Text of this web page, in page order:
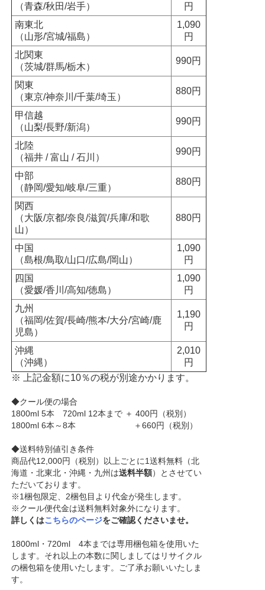
（青森/秋田/岩手）
円
南東北
（山形/宮城/福島）
1,090
円
北関東
（茨城/群馬/栃木）
990円
関東
（東京/神奈川/千葉/埼玉）
880円
甲信越
（山梨/長野/新潟）
990円
北陸
（福井 / 富山 / 石川）
990円
中部
（静岡/愛知/岐阜/三重）
880円
関西
（大阪/京都/奈良/滋賀/兵庫/和歌
山）
880円
中国
（島根/鳥取/山口/広島/岡山）
1,090
円
四国
（愛媛/香川/高知/徳島）
1,090
円
九州
（福岡/佐賀/長崎/熊本/大分/宮崎/鹿
児島）
1,190
円
沖縄
（沖縄）
2,010
円
※ 上記金額に10％の税が別途かかります。
◆クール便の場合
1800ml 5本 720ml 12本まで ＋ 400円（税別）
1800ml 6本～8本 ＋660円（税別）
◆送料特別値引き条件
商品代12,000円（税別）以上ごとに1送料無料（北
海道・北東北・沖縄・九州は送料半額）とさせてい
ただいております。
※1梱包限定、2梱包目より代金が発生します。
※クール便代金は送料無料対象外になります。
詳しくはこちらのページをご確認くださいませ。
1800ml・720ml 4本までは専用梱包箱を使用いた
します。それ以上の本数に関しましてはリサイクル
の梱包箱を使用いたします。ご了承お願いいたしま
す。